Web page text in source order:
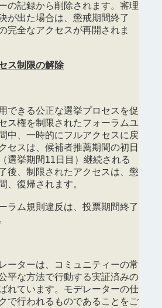
の記録から削除されます。審理
が出た場合は、懲戒期間終了
完全なアクセスが再開されま
ス制限の解除
できる公正な選挙プロセスを促
ス権を制限されたフォーラムユ
中、一時的にフルアクセスに戻
セスは、候補者推薦期間の初日
選挙期間11日目）継続される
後、制限されたアクセスは、懲
、復帰されます。
ラム規則違反は、投票期間終了
ーターは、コミュニティーの常
平な方法で行動する実証済みの
れています。モデレーターの仕
で行われるものであることをご